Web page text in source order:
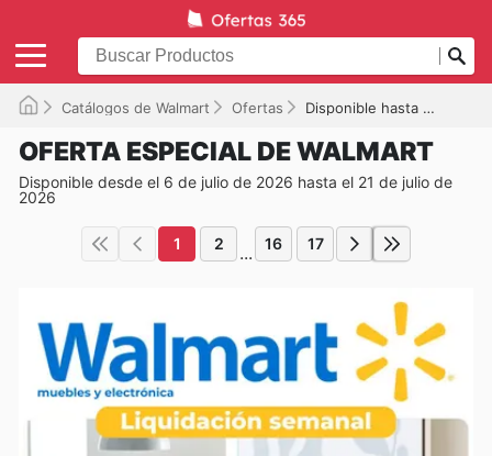
Catálogos de Walmart Ofertas Disponible hasta el 21/07/2026
OFERTA ESPECIAL DE WALMART
Disponible desde el 6 de julio de 2026 hasta el 21 de julio de
2026
1 2 ... 16 17